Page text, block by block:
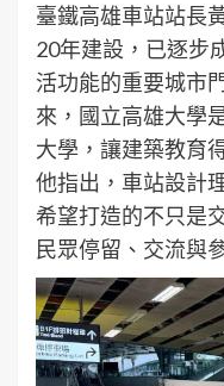
臺鐵高雄車站站長
20年建設，已逐步
活功能的重要城市
來，國立高雄大學
大學，讓建築教育
他指出，車站設計
希望打造的不只是
民眾停留、交流與